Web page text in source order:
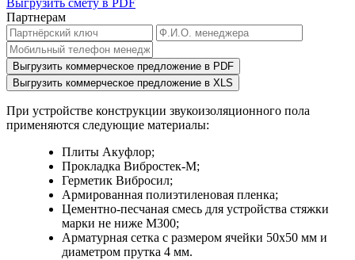
Выгрузить смету в PDF
Партнерам
Выгрузить коммерческое предложение в PDF
Выгрузить коммерческое предложение в XLS
При устройстве конструкции звукоизоляционного пола
применяются следующие материалы:
Плиты Акуфлор;
Прокладка Вибростек-М;
Герметик Вибросил;
Армированная полиэтиленовая пленка;
Цементно-песчаная смесь для устройства стяжки
марки не ниже М300;
Арматурная сетка с размером ячейки 50х50 мм и
диаметром прутка 4 мм.